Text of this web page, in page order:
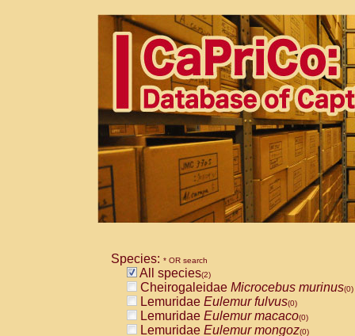
Species: * OR search
All species(2)
Cheirogaleidae Microcebus murinus(0)
Lemuridae Eulemur fulvus(0)
Lemuridae Eulemur macaco(0)
Lemuridae Eulemur mongoz(0)